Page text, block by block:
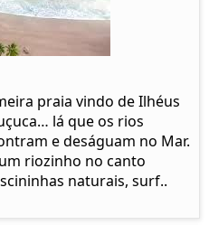
praia vindo de Ilhéus
lá que os rios
e deságuam no Mar.
riozinho no canto
naturais, surf..